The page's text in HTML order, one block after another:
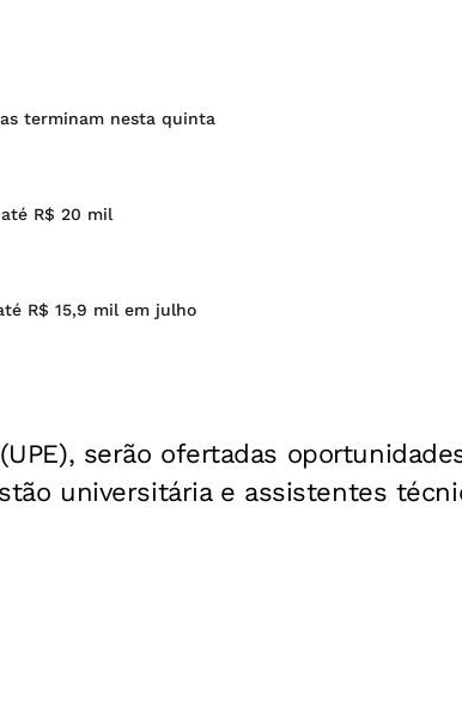
terminam nesta quinta
R$ 20 mil
R$ 15,9 mil em julho
serão ofertadas
universitária e assistentes